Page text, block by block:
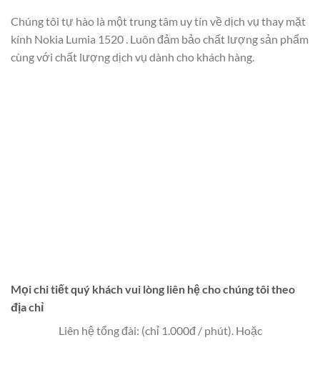
Chúng tôi tự hào là một trung tâm uy tín về dịch vụ thay mặt
kính Nokia Lumia 1520 . Luôn đảm bảo chất lượng sản phẩm
cùng với chất lượng dịch vụ dành cho khách hàng.
Mọi chi tiết quý khách vui lòng liên hệ cho chúng tôi theo
địa chỉ
Liên hệ tổng đài: (chỉ 1.000đ / phút). Hoặc